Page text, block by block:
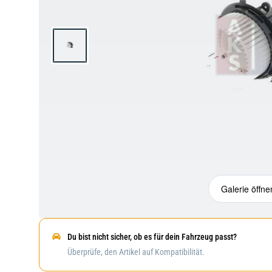
Galerie
Du bist nicht sicher, ob es für dein Fahrzeug passt?
Überprüfe, den Artikel auf Kompatibilität.